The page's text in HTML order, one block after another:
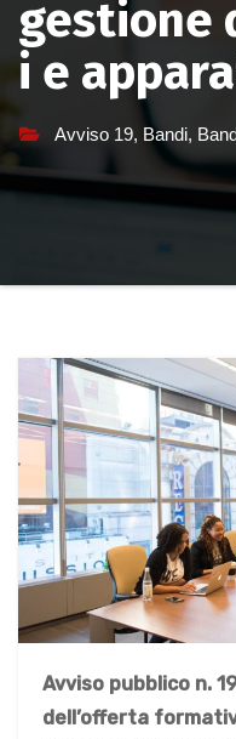
gestione
i e
Avviso 19, Bandi,
Avviso pubblico n.
dell’offerta